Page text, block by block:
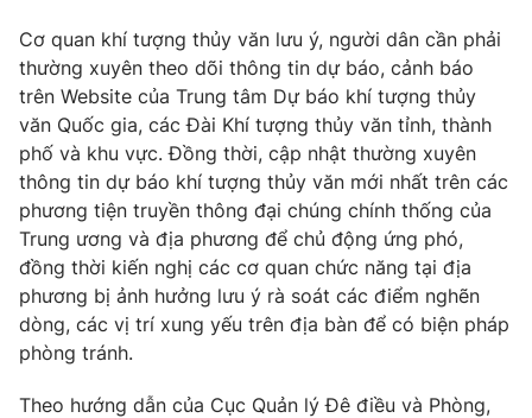
Liên hệ tòa soạn English
THỜI BÁO VTV
Theo dõi báo trên
Cơ quan chủ quản:
Đài Truyền hình Việt Nam
Giấy phép hoạt động báo in và báo điện tử số 483/GP-BTTTT
Cơ quan khí tượng thủy văn lưu ý, người dân cần phải
thường xuyên theo dõi thông tin dự báo, cảnh báo
trên Website của Trung tâm Dự báo khí tượng thủy
văn Quốc gia, các Đài Khí tượng thủy văn tỉnh, thành
phố và khu vực. Đồng thời, cập nhật thường xuyên
thông tin dự báo khí tượng thủy văn mới nhất trên các
phương tiện truyền thông đại chúng chính thống của
Trung ương và địa phương để chủ động ứng phó,
đồng thời kiến nghị các cơ quan chức năng tại địa
phương bị ảnh hưởng lưu ý rà soát các điểm nghẽn
dòng, các vị trí xung yếu trên địa bàn để có biện pháp
phòng tránh.
Theo hướng dẫn của Cục Quản lý Đê điều và Phòng,